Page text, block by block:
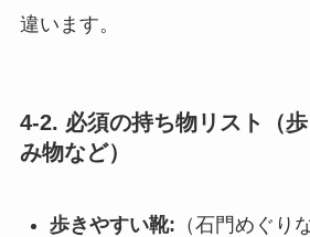
違います。
4-2. 必須の持ち物リスト（
み物など）
歩きやすい靴: （石門めぐり